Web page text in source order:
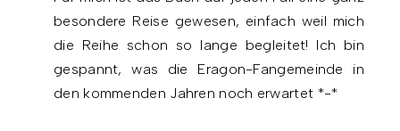
besondere Reise gewesen, einfach weil mich
die Reihe schon so lange begleitet! Ich bin
gespannt, was die Eragon-Fangemeinde in
den kommenden Jahren noch erwartet *-*